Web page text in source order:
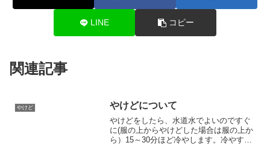
LINE コピー
関連記事
やけど やけどについて
やけどをしたら、水道水でよいのですぐ
に(服の上からやけどした場合は服の上か
ら）15～30分ほど冷やします。冷やすこ